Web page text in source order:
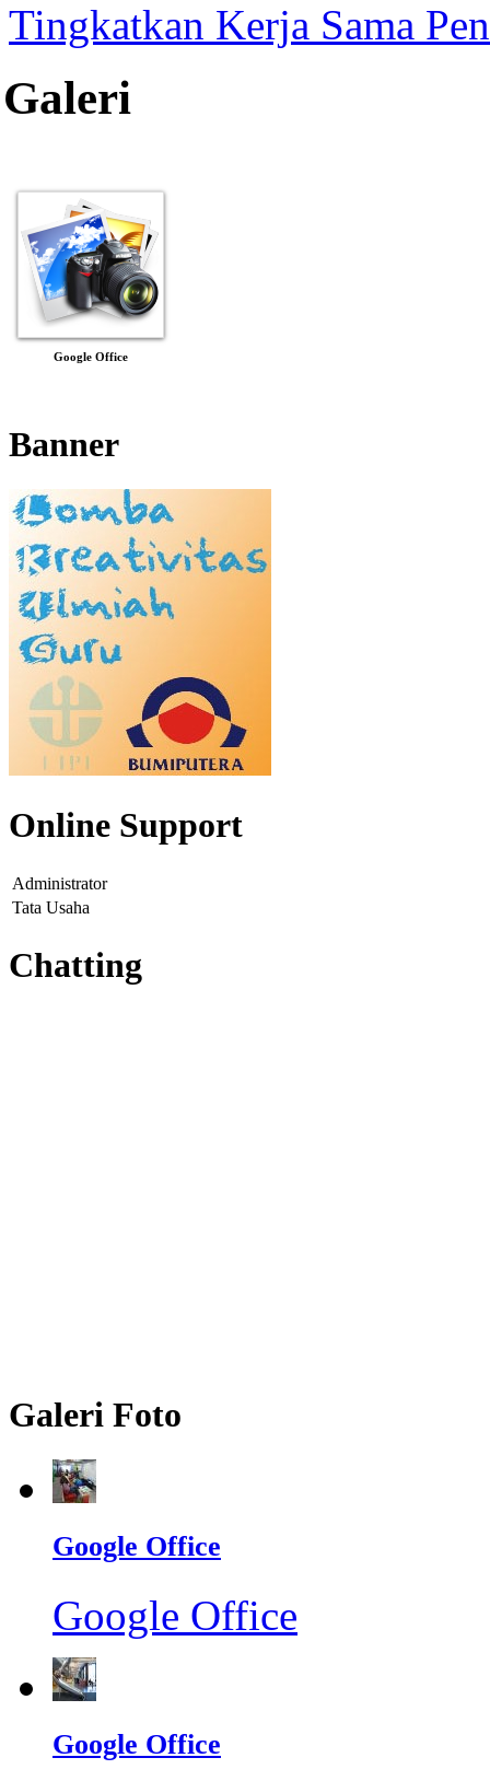
Tingkatkan Kerja Sama
Galeri
Google Office
Banner
Online Support
Administrator
Tata Usaha
Chatting
Galeri Foto
Google Office
Google Office
Google Office